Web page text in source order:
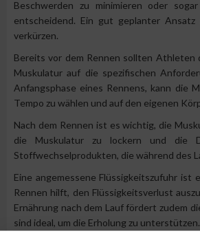
Beschwerden zu minimieren oder
entscheidend. Ein gut geplanter
verkürzen.
Bereits vor dem Rennen sollten
Muskulatur auf die spezifischen
Anfangsphase eines Rennens, kann die
Tempo zu wählen und auf den eigenen
Nach dem Rennen ist es wichtig, die
die Muskulatur zu lockern und die
Stoffwechselprodukten, die während des
Eine angemessene Flüssigkeitszufuhr ist
Rennen hilft, den Flüssigkeitsverlust
Ernährung nach dem Lauf fördert zudem
sind ideal, um die Erholung zu unterstützen.
Darüber hinaus können gezielte